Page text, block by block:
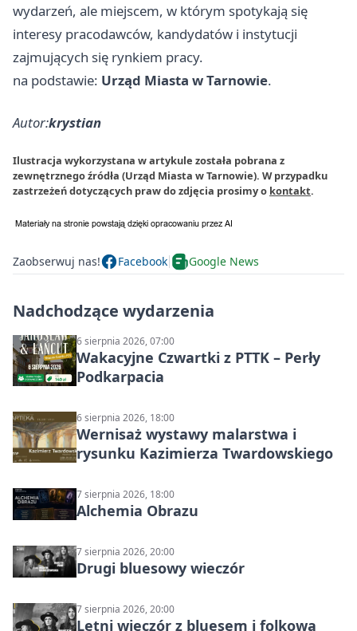
wydarzeń, ale miejscem, w którym spotykają się
interesy pracodawców, kandydatów i instytucji
zajmujących się rynkiem pracy.
na podstawie: Urząd Miasta w Tarnowie.
Autor:krystian
Ilustracja wykorzystana w artykule została pobrana z
zewnętrznego źródła (Urząd Miasta w Tarnowie). W przypadku
zastrzeżeń dotyczących praw do zdjęcia prosimy o kontakt.
Zaobserwuj nas! Facebook Google News
Nadchodzące wydarzenia
6 sierpnia 2026, 07:00
Wakacyjne Czwartki z PTTK – Perły
Podkarpacia
6 sierpnia 2026, 18:00
Wernisaż wystawy malarstwa i
rysunku Kazimierza Twardowskiego
7 sierpnia 2026, 18:00
Alchemia Obrazu
7 sierpnia 2026, 20:00
Drugi bluesowy wieczór
7 sierpnia 2026, 20:00
Letni wieczór z bluesem i folkową